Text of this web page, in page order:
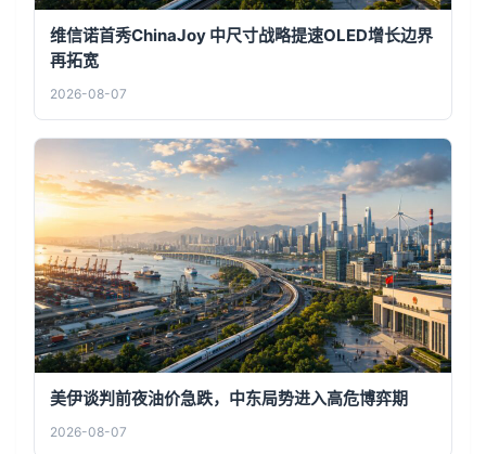
维信诺首秀ChinaJoy 中尺寸战略提速OLED增长边界
再拓宽
2026-08-07
美伊谈判前夜油价急跌，中东局势进入高危博弈期
2026-08-07